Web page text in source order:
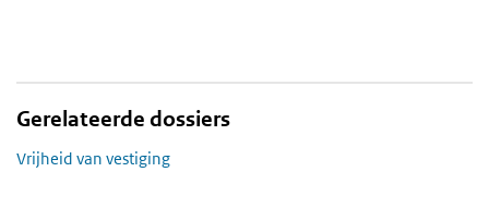
Gerelateerde dossiers
Vrijheid van vestiging